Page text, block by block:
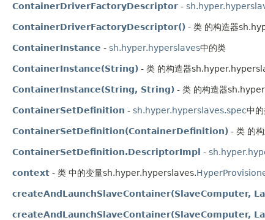
ContainerDriverFactoryDescriptor -
ContainerDriverFactoryDescriptor() - 类 的构造器
ContainerInstance - sh.hyper.hyperslaves中的类
ContainerInstance(String) - 类 的构造器
ContainerInstance(String, String) - 类 的构造器
ContainerSetDefinition - sh.hyper.hyperslaves.spec中
ContainerSetDefinition(ContainerDefinition) - 类 的
ContainerSetDefinition.DescriptorImpl -
context - 类 中的变量sh.hyper.hyperslaves.
createAndLaunchSlaveContainer(SlaveComputer,
createAndLaunchSlaveContainer(SlaveComputer,